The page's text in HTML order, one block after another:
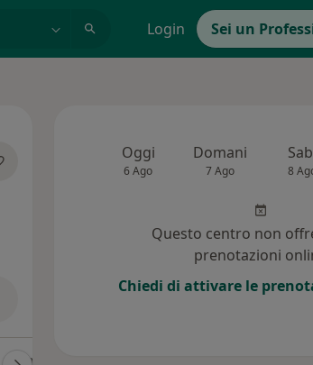
Login Sei un
Oggi
6 Ago
Domani
7 Ago 8
Questo centro non
prenotazioni
Chiedi di attivare le